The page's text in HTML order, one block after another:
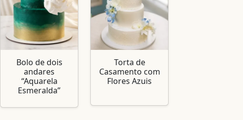
Bolo de dois
andares
“Aquarela
Esmeralda”
Torta de
Casamento com
Flores Azuis